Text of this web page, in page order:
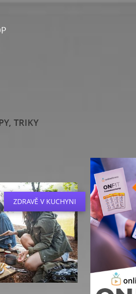
TRIKY
ZDRAVĚ V KUCHYNI